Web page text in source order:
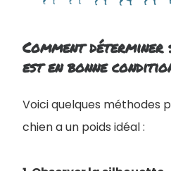
Comment
est en bonne
Voici quelques méthodes
chien a un poids idéal :